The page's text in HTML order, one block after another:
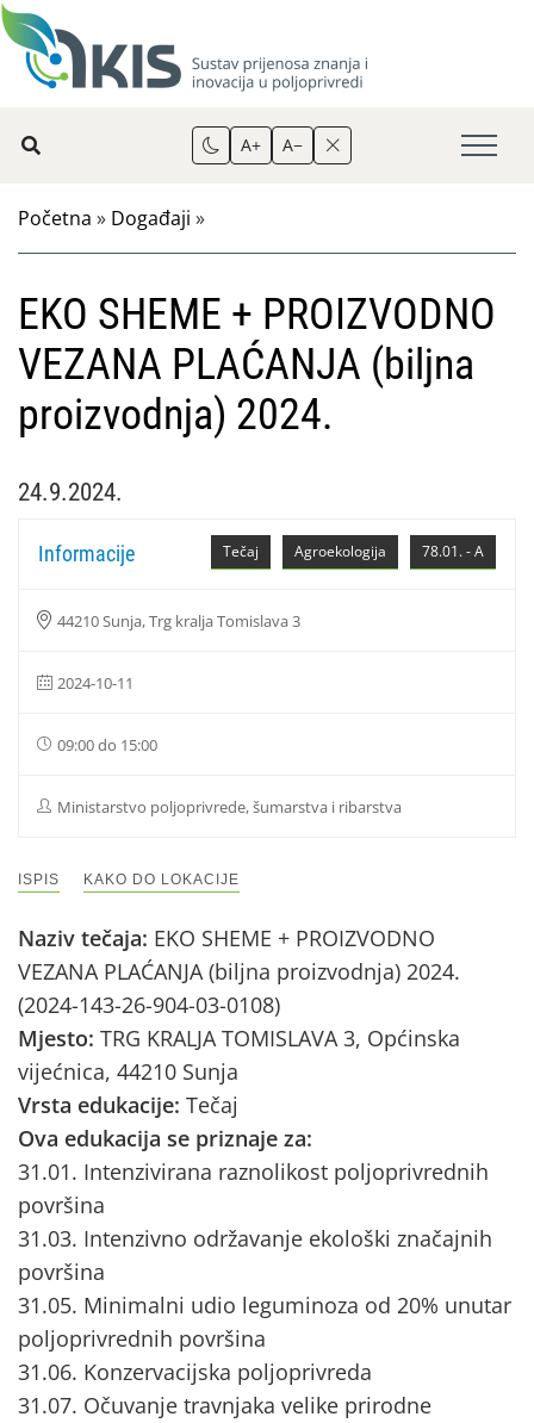
A+ A−
Početna » Događaji »
EKO SHEME + PROIZVODNO
VEZANA PLAĆANJA (biljna
proizvodnja) 2024.
24.9.2024.
78.01. - A
Agroekologija
Tečaj
Informacije
44210 Sunja, Trg kralja Tomislava 3
2024-10-11
09:00 do 15:00
Ministarstvo poljoprivrede, šumarstva i ribarstva
ISPIS KAKO DO LOKACIJE
Naziv tečaja: EKO SHEME + PROIZVODNO
VEZANA PLAĆANJA (biljna proizvodnja) 2024.
(2024-143-26-904-03-0108)
Mjesto: TRG KRALJA TOMISLAVA 3, Općinska
vijećnica, 44210 Sunja
Vrsta edukacije: Tečaj
Ova edukacija se priznaje za:
31.01. Intenzivirana raznolikost poljoprivrednih
površina
31.03. Intenzivno održavanje ekološki značajnih
površina
31.05. Minimalni udio leguminoza od 20% unutar
poljoprivrednih površina
31.06. Konzervacijska poljoprivreda
31.07. Očuvanje travnjaka velike prirodne